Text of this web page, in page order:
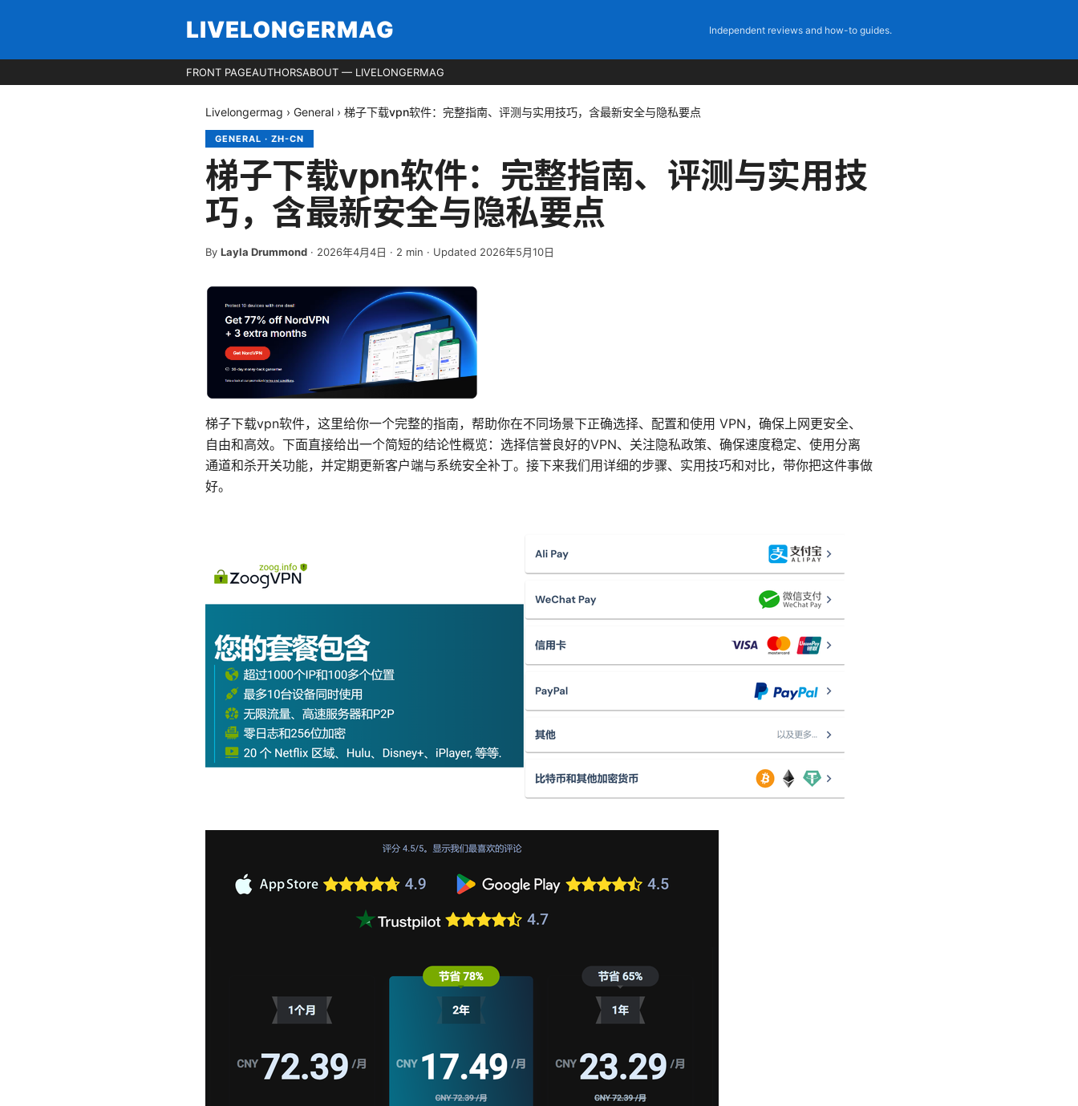
LIVELONGERMAG Independent reviews and how-to guides.
FRONT PAGEAUTHORSABOUT — LIVELONGERMAG
Livelongermag › General › 梯子下载vpn软件：完整指南、评测与实用技巧，含最新安全与隐私要点
GENERAL · ZH-CN
梯子下载vpn软件：完整指南、评测与实用技
巧，含最新安全与隐私要点
By Layla Drummond · 2026年4月4日 · 2 min · Updated 2026年5月10日
梯子下载vpn软件，这里给你一个完整的指南，帮助你在不同场景下正确选择、配置和使用 VPN，确保上网更安全、
自由和高效。下面直接给出一个简短的结论性概览：选择信誉良好的VPN、关注隐私政策、确保速度稳定、使用分离
通道和杀开关功能，并定期更新客户端与系统安全补丁。接下来我们用详细的步骤、实用技巧和对比，带你把这件事做
好。